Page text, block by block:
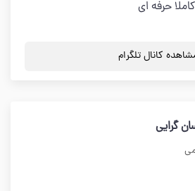
حرفه ای
کانال تلگرام
گرایی